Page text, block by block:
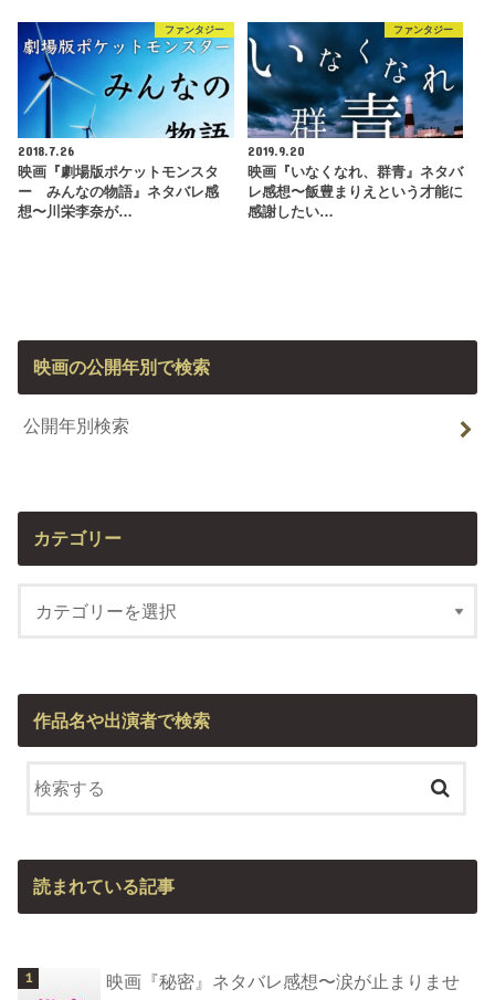
ファンタジー
2018.7.26
映画『劇場版ポケットモンスタ
ー みんなの物語』ネタバレ感
想〜川栄李奈が…
ファンタジー
2019.9.20
映画『いなくなれ、群青』ネタバ
レ感想〜飯豊まりえという才能に
感謝したい…
映画の公開年別で検索
公開年別検索
カテゴリー
作品名や出演者で検索
読まれている記事
映画『秘密』ネタバレ感想〜涙が止まりませ